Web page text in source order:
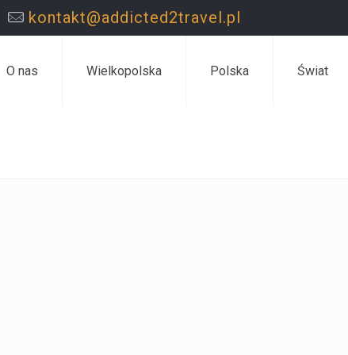
kontakt@addicted2travel.pl
O nas Wielkopolska Polska Świat